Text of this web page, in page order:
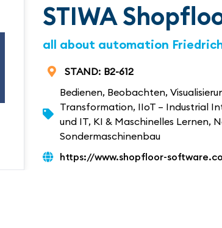
STIWA
all about automation
STAND: B2-612
Bedienen, Beobachten,
Transformation, IIoT – Industrial
und IT, KI & Maschinelles Lernen,
Sondermaschinenbau
https://www.shopfloor-